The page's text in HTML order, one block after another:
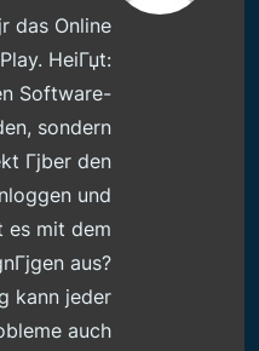
das Online
HeiГџt:
Software-
sondern
Гјber den
und
es mit dem
aus?
kann jeder
auch